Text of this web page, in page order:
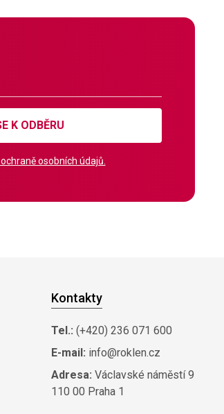
K ODBĚRU
osobních údajů.
Kontakty
Tel.: (+420) 236 071 600
E-mail: info@roklen.cz
Adresa: Václavské náměstí 9
110 00 Praha 1